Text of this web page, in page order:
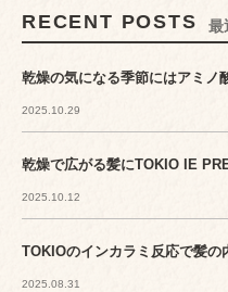
RECENT POSTS 最
乾燥の気になる季節にはアミノ
2025.10.29
乾燥で広がる髪にTOKIO IE
2025.10.12
TOKIOのインカラミ反応で髪の
2025.08.31